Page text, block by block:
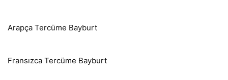
Arapça Tercüme Bayburt
Fransızca Tercüme Bayburt